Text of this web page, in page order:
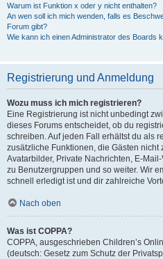
Warum ist Funktion x oder y nicht enthalten?
An wen soll ich mich wenden, falls es
Forum gibt?
Wie kann ich einen Administrator des Boards
Registrierung und Anmeldung
Wozu muss ich mich registrieren?
Eine Registrierung ist nicht unbedingt
dieses Forums entscheidet, ob du
schreiben. Auf jeden Fall erhältst du als
zusätzliche Funktionen, die Gästen nicht
Avatarbilder, Private Nachrichten, E-
zu Benutzergruppen und so weiter. Wir
schnell erledigt ist und dir zahlreiche
Nach oben
Was ist COPPA?
COPPA, ausgeschrieben Children’s
(deutsch: Gesetz zum Schutz der